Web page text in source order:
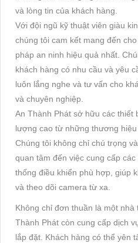
và lòng tin của khách hàng.
Với đội ngũ kỹ thuật viên giàu
chúng tôi cam kết mang đến
pháp an ninh hiệu quả nhất.
khách hàng có nhu cầu và yêu
luôn lắng nghe và tư vấn cho
và chuyên nghiệp.
An Thành Phát sở hữu các thiết
lượng cao từ những thương
Chúng tôi không chỉ chú trọng
quan tâm đến việc cung cấp
thống điều khiển phù hợp, giúp
và theo dõi camera từ xa.
Không chỉ đơn thuần là một nhà
Thành Phát còn cung cấp dịch
lắp đặt. Khách hàng có thể yên